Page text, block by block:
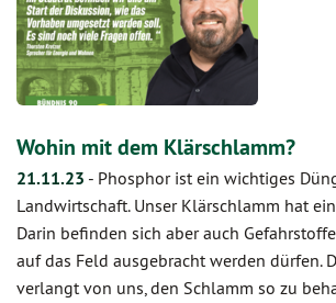
Wohin mit dem Klärschlamm?
21.11.23 - Phosphor ist ein wichtiges
Landwirtschaft. Unser Klärschlamm hat
Darin befinden sich aber auch
auf das Feld ausgebracht werden dürfen.
verlangt von uns, den Schlamm so zu